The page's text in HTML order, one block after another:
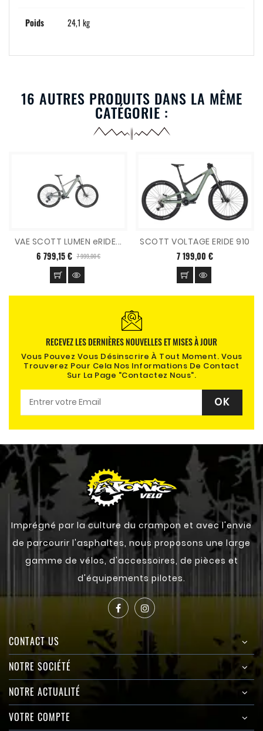
Poids 24,1 kg
16 AUTRES PRODUITS DANS LA MÊME
CATÉGORIE :
-15%
VAE SCOTT LUMEN eRIDE...
6 799,15 € 7 999,00 €
SCOTT VOLTAGE ERIDE 910
7 199,00 €
RECEVEZ LES DERNIÈRES NOUVELLES ET MISES À JOUR
Vous Pouvez Vous Désinscrire À Tout Moment. Vous
Trouverez Pour Cela Nos Informations De Contact
Sur La Page "contactez Nous".
Imprégné par la culture du crampon et avec l'envie
de parcourir l'asphaltes, nous proposons une large
gamme de vélos, d'accessoires, de pièces et
d'équipements pilotes.
CONTACT US
NOTRE SOCIÉTÉ
NOTRE ACTUALITÉ
VOTRE COMPTE